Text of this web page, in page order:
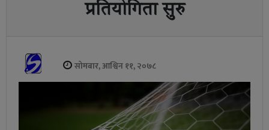
प्रतियोगिता सुरु
सोमबार, आश्विन ११, २०७८